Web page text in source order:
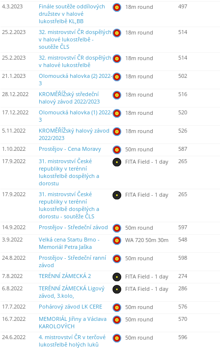
4.3.2023
Finále soutěže oddílových
družstev v halové
lukostřelbě KL,BB
18m round 497
25.2.2023
32. mistrovství ČR dospělých
v halové lukostřelbě -
soutěže ČLS
18m round 514
25.2.2023
32. mistrovství ČR dospělých
v halové lukostřelbě
18m round 514
21.1.2023
Olomoucká halovka (2) 2022-
3
18m round 502
28.12.2022
KROMĚŘÍŽský středeční
halový závod 2022/2023
18m round 516
17.12.2022
Olomoucká halovka (1) 2022-
3
18m round 520
5.11.2022
KROMĚŘÍŽský halový závod
2022/2023
18m round 526
1.10.2022 Prostějov - Cena Moravy 50m round
587
17.9.2022
31. mistrovství České
republiky v terénní
lukostřelbě dospělých a
dorostu
FITA Field - 1 day 265
17.9.2022
31. mistrovství České
republiky v terénní
lukostřelbě dospělých a
dorostu - soutěže ČLS
FITA Field - 1 day 265
14.9.2022 Prostějov - Středeční závod 50m round
597
3.9.2022
Velká cena Startu Brno -
Memoriál Petra Jaška
WA 720 50m 30m 548
24.8.2022
Prostějov - Středeční ranní
závod
50m round 598
7.8.2022 TERÉNNÍ ZÁMECKÁ 2 FITA Field - 1 day
274
6.8.2022
TERÉNNÍ ZÁMECKÁ Ligový
závod, 3.kolo,
FITA Field - 1 day 286
17.7.2022 Pohárový závod LK CERE 50m round
576
16.7.2022
MEMORIÁL Jiřiny a Václava
KAROLOVÝCH
50m round 570
24.6.2022
4. mistrovství ČR v terčové
lukostřelbě holých luků
50m round 596